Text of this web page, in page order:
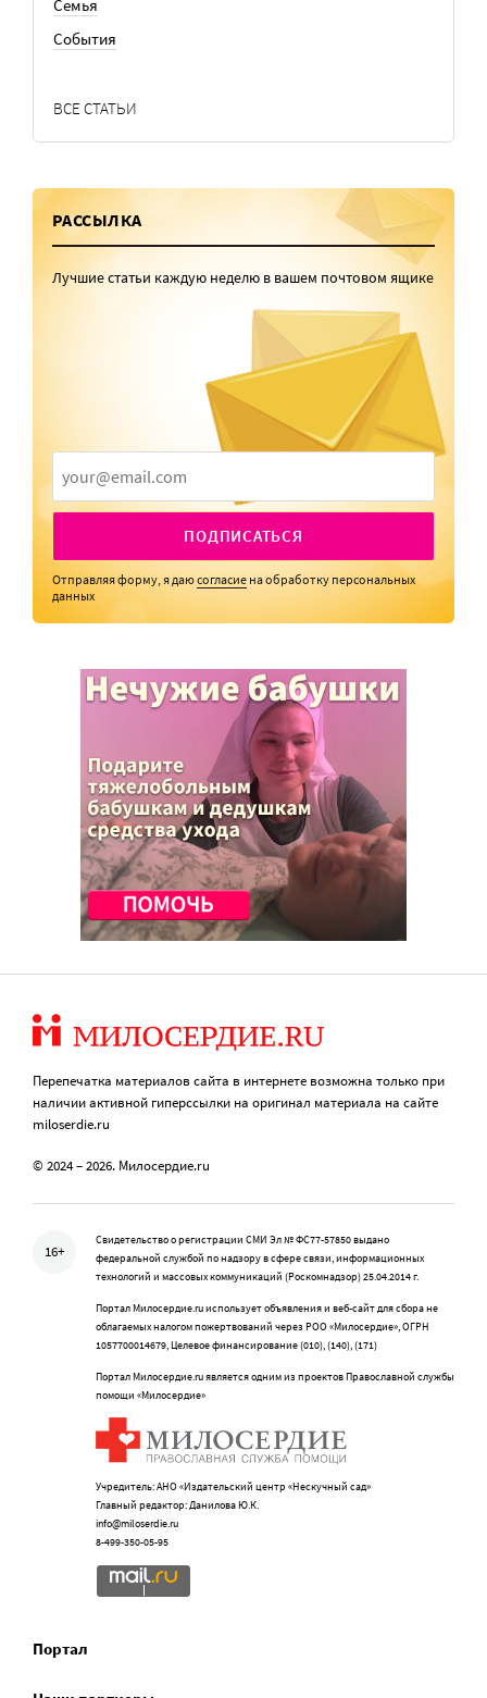
Семья
События
ВСЕ СТАТЬИ
РАССЫЛКА
Лучшие статьи каждую неделю в вашем почтовом ящике
ПОДПИСАТЬСЯ
Отправляя форму, я даюсогласие на обработку персональных
данных
Перепечатка материалов сайта в интернете возможна только при
наличии активной гиперссылки на оригинал материала на сайте
miloserdie.ru
© 2024 – 2026. Милосердие.ru
16+
Свидетельство о регистрации СМИ Эл № ФС77-57850 выдано
федеральной службой по надзору в сфере связи, информационных
технологий и массовых коммуникаций (Роскомнадзор) 25.04.2014 г.
Портал Милосердие.ru использует объявления и веб-сайт для сбора не
облагаемых налогом пожертвований через РОО «Милосердие», ОГРН
1057700014679, Целевое финансирование (010), (140), (171)
Портал Милосердие.ru является одним из проектов Православной службы
помощи «Милосердие»
Учредитель: АНО «Издательский центр «Нескучный сад»
Главный редактор: Данилова Ю.К.
info@miloserdie.ru
8-499-350-05-95
Портал